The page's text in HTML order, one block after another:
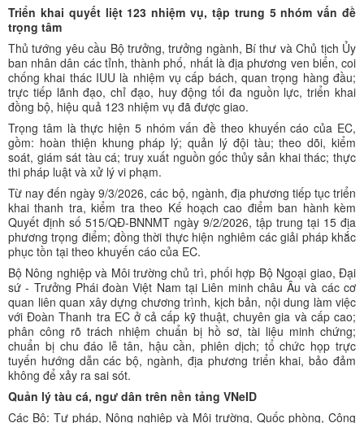
Triển khai quyết liệt 123 nhiệm vụ, tập trung 5 nhóm vấn đề
trọng tâm
Thủ tướng yêu cầu Bộ trưởng, trưởng ngành, Bí thư và Chủ tịch Ủy
ban nhân dân các tỉnh, thành phố, nhất là địa phương ven biển, coi
chống khai thác IUU là nhiệm vụ cấp bách, quan trọng hàng đầu;
trực tiếp lãnh đạo, chỉ đạo, huy động tối đa nguồn lực, triển khai
đồng bộ, hiệu quả 123 nhiệm vụ đã được giao.
Trọng tâm là thực hiện 5 nhóm vấn đề theo khuyến cáo của EC,
gồm: hoàn thiện khung pháp lý; quản lý đội tàu; theo dõi, kiểm
soát, giám sát tàu cá; truy xuất nguồn gốc thủy sản khai thác; thực
thi pháp luật và xử lý vi phạm.
Từ nay đến ngày 9/3/2026, các bộ, ngành, địa phương tiếp tục triển
khai thanh tra, kiểm tra theo Kế hoạch cao điểm ban hành kèm
Quyết định số 515/QĐ-BNNMT ngày 9/2/2026, tập trung tại 15 địa
phương trọng điểm; đồng thời thực hiện nghiêm các giải pháp khắc
phục tồn tại theo khuyến cáo của EC.
Bộ Nông nghiệp và Môi trường chủ trì, phối hợp Bộ Ngoại giao, Đại
sứ - Trưởng Phái đoàn Việt Nam tại Liên minh châu Âu và các cơ
quan liên quan xây dựng chương trình, kịch bản, nội dung làm việc
với Đoàn Thanh tra EC ở cả cấp kỹ thuật, chuyên gia và cấp cao;
phân công rõ trách nhiệm chuẩn bị hồ sơ, tài liệu minh chứng;
chuẩn bị chu đáo lễ tân, hậu cần, phiên dịch; tổ chức họp trực
tuyến hướng dẫn các bộ, ngành, địa phương triển khai, bảo đảm
không để xảy ra sai sót.
Quản lý tàu cá, ngư dân trên nền tảng VNeID
Các Bộ: Tư pháp, Nông nghiệp và Môi trường, Quốc phòng, Công